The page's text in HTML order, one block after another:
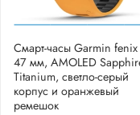
Смарт-часы Garmin fenix
47 мм, AMOLED
Titanium, светло-серый
корпус и оранжевый
ремешок